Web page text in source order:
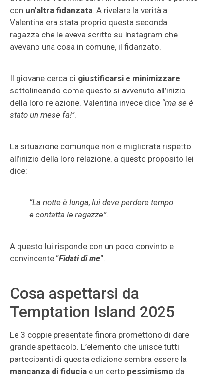
con un’altra fidanzata. A rivelare la verità a
Valentina era stata proprio questa seconda
ragazza che le aveva scritto su Instagram che
avevano una cosa in comune, il fidanzato.
Il giovane cerca di giustificarsi e minimizzare
sottolineando come questo si avvenuto all’inizio
della loro relazione. Valentina invece dice “ma se è
stato un mese fa!”.
La situazione comunque non è migliorata rispetto
all’inizio della loro relazione, a questo proposito lei
dice:
“La notte è lunga, lui deve perdere tempo
e contatta le ragazze”.
A questo lui risponde con un poco convinto e
convincente “Fidati di me“.
Cosa aspettarsi da
Temptation Island 2025
Le 3 coppie presentate finora promettono di dare
grande spettacolo. L’elemento che unisce tutti i
partecipanti di questa edizione sembra essere la
mancanza di fiducia e un certo pessimismo da